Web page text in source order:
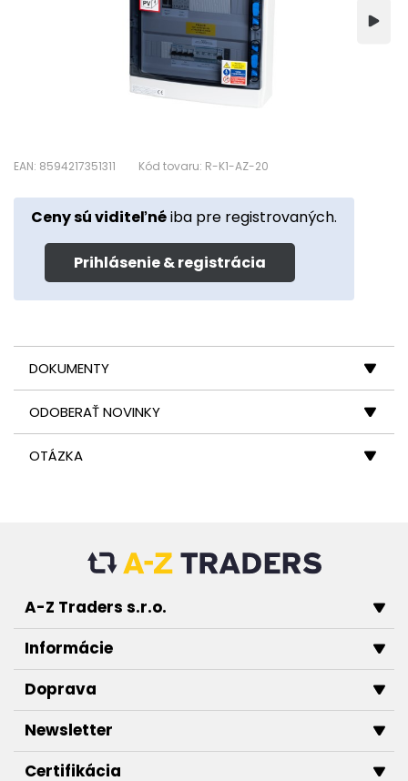
EAN: 8594217351311 Kód tovaru: R-K1-AZ-20
Ceny sú viditeľnéiba pre registrovaných.
Prihlásenie & registrácia
DOKUMENTY
ODOBERAŤ NOVINKY
OTÁZKA
A-Z Traders s.r.o.
Informácie
Doprava
Newsletter
Certifikácia